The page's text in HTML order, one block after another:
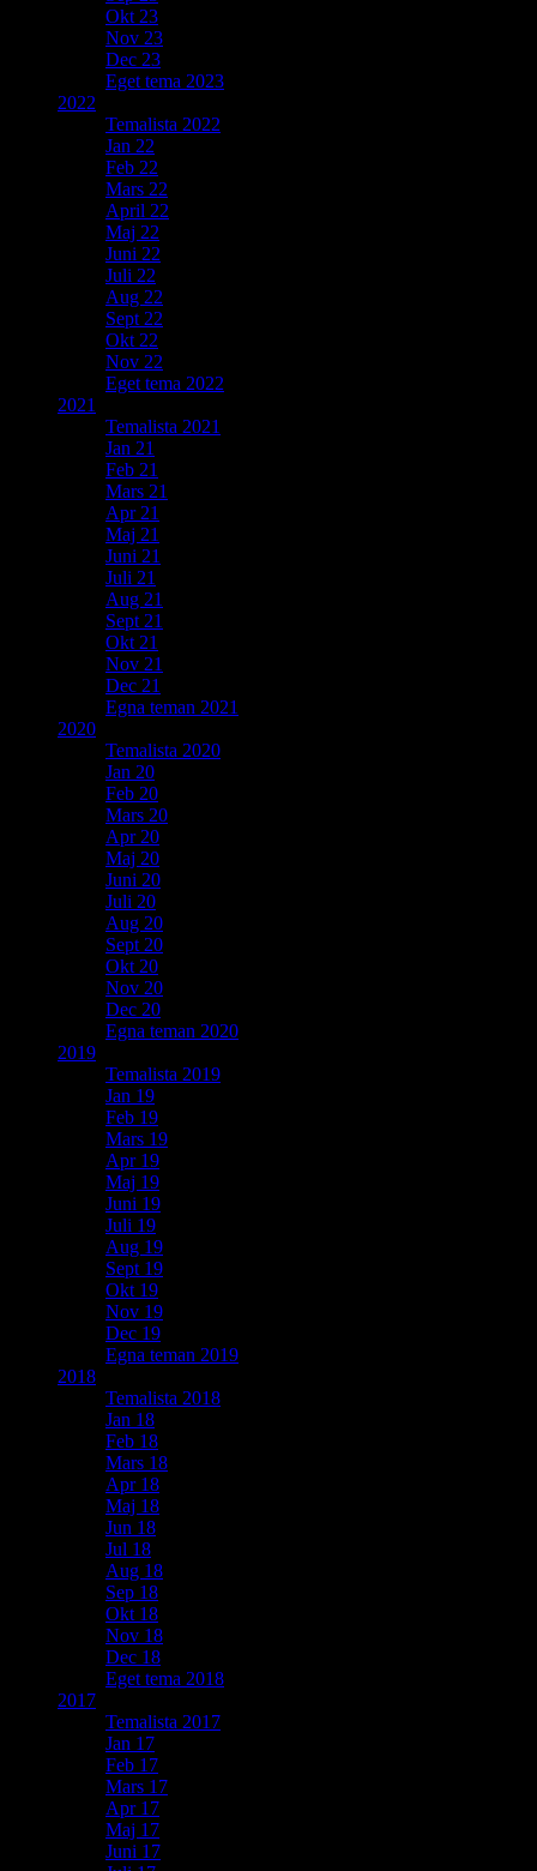
Okt 23
Nov 23
Dec 23
Eget tema 2023
2022
Temalista 2022
Jan 22
Feb 22
Mars 22
April 22
Maj 22
Juni 22
Juli 22
Aug 22
Sept 22
Okt 22
Nov 22
Eget tema 2022
2021
Temalista 2021
Jan 21
Feb 21
Mars 21
Apr 21
Maj 21
Juni 21
Juli 21
Aug 21
Sept 21
Okt 21
Nov 21
Dec 21
Egna teman 2021
2020
Temalista 2020
Jan 20
Feb 20
Mars 20
Apr 20
Maj 20
Juni 20
Juli 20
Aug 20
Sept 20
Okt 20
Nov 20
Dec 20
Egna teman 2020
2019
Temalista 2019
Jan 19
Feb 19
Mars 19
Apr 19
Maj 19
Juni 19
Juli 19
Aug 19
Sept 19
Okt 19
Nov 19
Dec 19
Egna teman 2019
2018
Temalista 2018
Jan 18
Feb 18
Mars 18
Apr 18
Maj 18
Jun 18
Jul 18
Aug 18
Sep 18
Okt 18
Nov 18
Dec 18
Eget tema 2018
2017
Temalista 2017
Jan 17
Feb 17
Mars 17
Apr 17
Maj 17
Juni 17